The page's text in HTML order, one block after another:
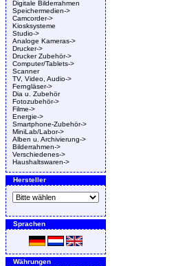
Digitale Bilderrahmen
Speichermedien->
Camcorder->
Kiosksysteme
Studio->
Analoge Kameras->
Drucker->
Drucker Zubehör->
Computer/Tablets->
Scanner
TV, Video, Audio->
Ferngläser->
Dia u. Zubehör
Fotozubehör->
Filme->
Energie->
Smartphone-Zubehör->
MiniLab/Labor->
Alben u. Archivierung->
Bilderrahmen->
Verschiedenes->
Haushaltswaren->
Hersteller
Sprachen
Währungen